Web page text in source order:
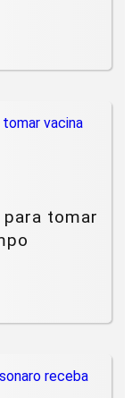
tomar